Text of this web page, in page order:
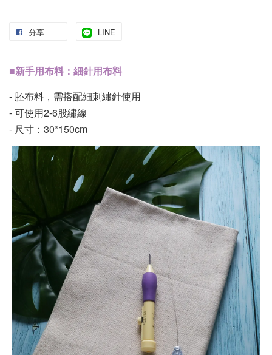
分享 LINE
■新手用布料：細針用布料
- 胚布料，需搭配細刺繡針使用
- 可使用2-6股繡線
- 尺寸：30*150cm